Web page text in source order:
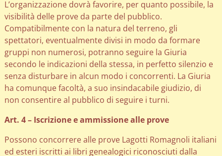
L’organizzazione dovrà favorire, per quanto possibile, la
visibilità delle prove da parte del pubblico.
Compatibilmente con la natura del terreno, gli
spettatori, eventualmente divisi in modo da formare
gruppi non numerosi, potranno seguire la Giuria
secondo le indicazioni della stessa, in perfetto silenzio e
senza disturbare in alcun modo i concorrenti. La Giuria
ha comunque facoltà, a suo insindacabile giudizio, di
non consentire al pubblico di seguire i turni.
Art. 4 – Iscrizione e ammissione alle prove
Possono concorrere alle prove Lagotti Romagnoli italiani
ed esteri iscritti ai libri genealogici riconosciuti dalla